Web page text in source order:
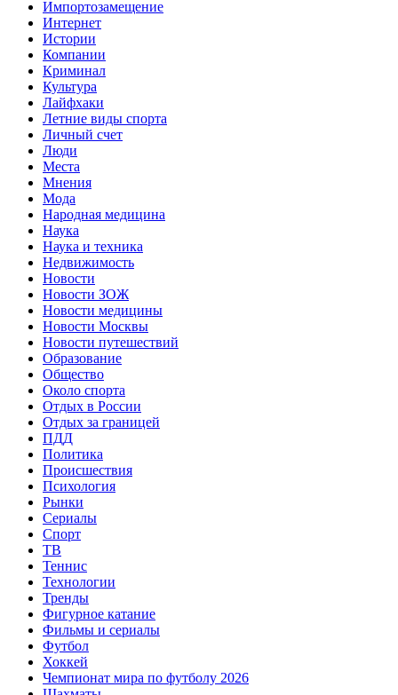
Импортозамещение
Интернет
Истории
Компании
Криминал
Культура
Лайфхаки
Летние виды спорта
Личный счет
Люди
Места
Мнения
Мода
Народная медицина
Наука
Наука и техника
Недвижимость
Новости
Новости ЗОЖ
Новости медицины
Новости Москвы
Новости путешествий
Образование
Общество
Около спорта
Отдых в России
Отдых за границей
ПДД
Политика
Происшествия
Психология
Рынки
Сериалы
Спорт
ТВ
Теннис
Технологии
Тренды
Фигурное катание
Фильмы и сериалы
Футбол
Хоккей
Чемпионат мира по футболу 2026